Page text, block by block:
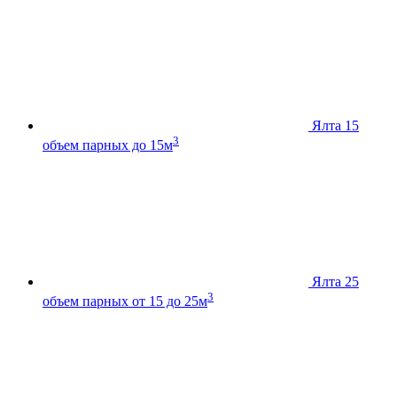
Ялта 15
объем парных до 15м3
Ялта 25
объем парных от 15 до 25м3